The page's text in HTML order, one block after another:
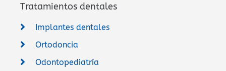
Tratamientos dentales
Implantes dentales
Ortodoncia
Odontopediatría